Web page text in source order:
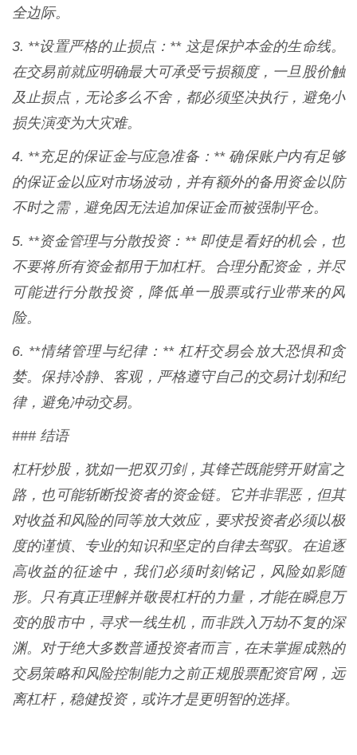
全边际。
3. **设置严格的止损点：** 这是保护本金的生命线。
在交易前就应明确最大可承受亏损额度，一旦股价触
及止损点，无论多么不舍，都必须坚决执行，避免小
损失演变为大灾难。
4. **充足的保证金与应急准备：** 确保账户内有足够
的保证金以应对市场波动，并有额外的备用资金以防
不时之需，避免因无法追加保证金而被强制平仓。
5. **资金管理与分散投资：** 即使是看好的机会，也
不要将所有资金都用于加杠杆。合理分配资金，并尽
可能进行分散投资，降低单一股票或行业带来的风
险。
6. **情绪管理与纪律：** 杠杆交易会放大恐惧和贪
婪。保持冷静、客观，严格遵守自己的交易计划和纪
律，避免冲动交易。
### 结语
杠杆炒股，犹如一把双刃剑，其锋芒既能劈开财富之
路，也可能斩断投资者的资金链。它并非罪恶，但其
对收益和风险的同等放大效应，要求投资者必须以极
度的谨慎、专业的知识和坚定的自律去驾驭。在追逐
高收益的征途中，我们必须时刻铭记，风险如影随
形。只有真正理解并敬畏杠杆的力量，才能在瞬息万
变的股市中，寻求一线生机，而非跌入万劫不复的深
渊。对于绝大多数普通投资者而言，在未掌握成熟的
交易策略和风险控制能力之前正规股票配资官网，远
离杠杆，稳健投资，或许才是更明智的选择。